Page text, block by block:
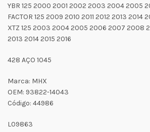
YBR 125 2000 2001 2002 2003 2004 2005
FACTOR 125 2009 2010 2011 2012 2013 2014
XTZ 125 2003 2004 2005 2006 2007 2008
2013 2014 2015 2016
428 AÇO 1045
Marca: MHX
OEM: 93822-14043
Código: 44986
L09863